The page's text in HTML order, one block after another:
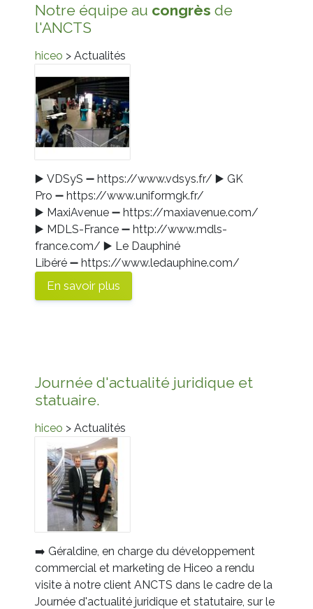
Notre équipe au congrès de
l'ANCTS
hiceo > Actualités
▶️ VDSyS ➖ https://www.vdsys.fr/ ▶️ GK
Pro ➖ https://www.uniformgk.fr/
▶️ MaxiAvenue ➖ https://maxiavenue.com/
▶️ MDLS-France ➖ http://www.mdls-
france.com/ ▶️ Le Dauphiné
Libéré ➖ https://www.ledauphine.com/
En savoir plus
Journée d'actualité juridique et
statuaire.
hiceo > Actualités
➡️ Géraldine , en charge du développement
commercial et marketing de Hiceo a rendu
visite à notre client ANCTS dans le cadre de la
Journée d'actualité juridique et statutaire, sur le